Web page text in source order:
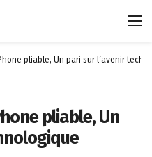
pliable, Un pari sur l’avenir
pliable, Un